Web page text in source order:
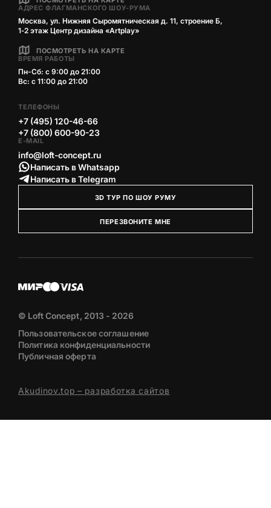
АДРЕС ФЛАГМАНСКОГО ШОУ-РУМА
Москва, ул. Нижняя Сыромятническая д. 11, строение Б,
1‑2 этаж Центр дизайна «Artplay»
ПОСМОТРЕТЬ НА КАРТЕ
ВРЕМЯ РАБОТЫ
Пн-Сб: с 9:00 до 21:00
Вс: с 11:00 до 21:00
ТЕЛЕФОНЫ
+7 (495) 120-46-66
+7 (800) 600-90-23
E-MAIL
info@loft-concept.ru
Написать в Whatsapp
Написать в Telegram
3D ТУР ПО ШОУ РУМУ
ПЕРЕЗВОНИТЕ МНЕ
© Loft Concept, 2013 - 2026
Пользовательское соглашение
Политика конфиденциальности
Публичная оферта
Akudinov.top – разработка сайтов